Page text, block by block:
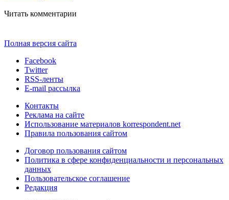
Читать комментарии
Полная версия сайта
Facebook
Twitter
RSS-ленты
E-mail рассылка
Контакты
Реклама на сайте
Использование материалов korrespondent.net
Правила пользования сайтом
Договор пользования сайтом
Политика в сфере конфиденциальности и персональных
данных
Пользовательское соглашение
Редакция